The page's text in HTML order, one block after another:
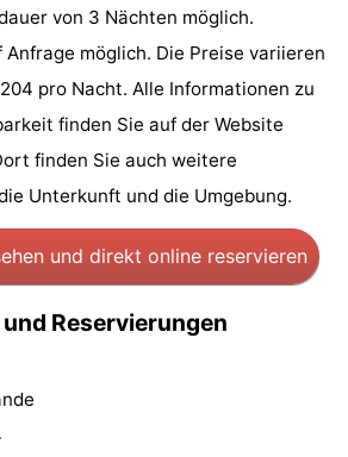
von 3 Nächten möglich.
Anfrage möglich. Die Preise variieren
pro Nacht. Alle Informationen zu
finden Sie auf der Website
finden Sie auch weitere
Unterkunft und die Umgebung.
und direkt online reservieren
Reservierungen